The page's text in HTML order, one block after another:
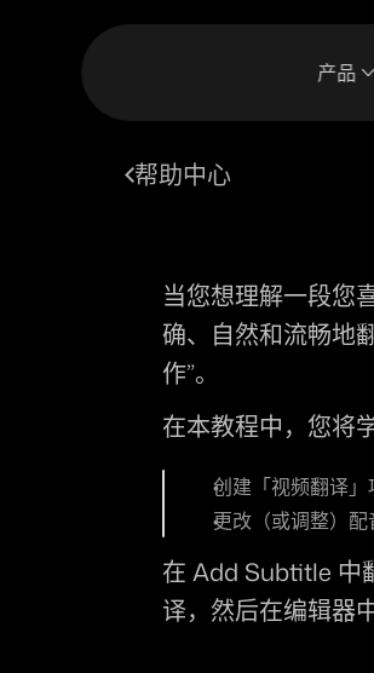
帮助中心
当您想理解一段您
确、自然和流畅地
作”。
在本教程中，您将
创建 「视频翻译」
更改（或调整）配
在 Add Subtitle 中
译，然后在编辑器
产品